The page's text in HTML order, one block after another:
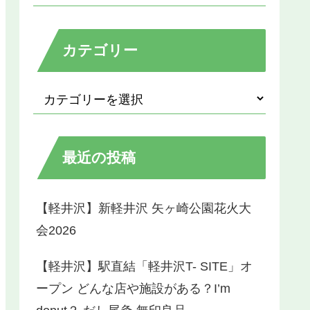
カテゴリー
最近の投稿
【軽井沢】新軽井沢 矢ヶ崎公園花火大
会2026
【軽井沢】駅直結「軽井沢T- SITE」オ
ープン どんな店や施設がある？I’m